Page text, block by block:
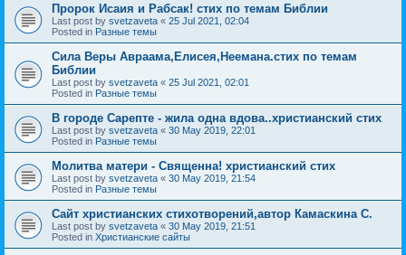
Пророк Исаия и Рабсак! стих по темам Библии
Last post by svetzaveta « 25 Jul 2021, 02:04
Posted in Разные темы
Сила Веры Авраама,Елисея,Неемана.стих по темам
Библии
Last post by svetzaveta « 25 Jul 2021, 02:01
Posted in Разные темы
В городе Сарепте - жила одна вдова..христианский стих
Last post by svetzaveta « 30 May 2019, 22:01
Posted in Разные темы
Молитва матери - Священна! христианский стих
Last post by svetzaveta « 30 May 2019, 21:54
Posted in Разные темы
Сайт христианских стихотворений,автор Камаскина С.
Last post by svetzaveta « 30 May 2019, 21:51
Posted in Христианские сайты